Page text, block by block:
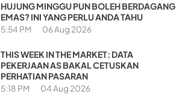
HUJUNG MINGGU PUN BOLEH BERDAGANG
EMAS? INI YANG PERLU ANDA TAHU
5:54 PM 06 Aug 2026
THIS WEEK IN THE MARKET: DATA
PEKERJAAN AS BAKAL CETUSKAN
PERHATIAN PASARAN
5:18 PM 04 Aug 2026